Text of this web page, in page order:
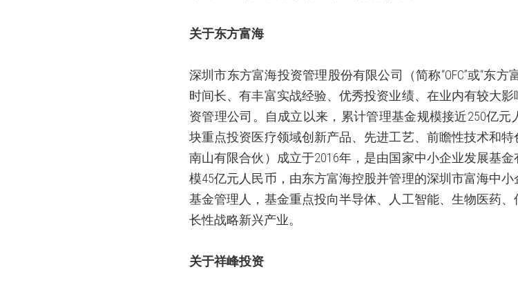
关于东方富海
深圳市东方富海投资管理股份有限公司（简称“OFC”或“东方
时间长、有丰富实战经验、优秀投资业绩、在业内有较大
资管理公司。自成立以来，累计管理基金规模接近250亿元
块重点投资医疗领域创新产品、先进工艺、前瞻性技术和
南山有限合伙）成立于2016年，是由国家中小企业发展基
模45亿元人民币，由东方富海控股并管理的深圳市富海中
基金管理人，基金重点投向半导体、人工智能、生物医药
长性战略新兴产业。
关于祥峰投资